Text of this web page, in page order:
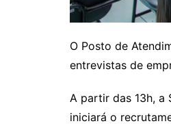
O Posto de
entrevistas de
A partir das 13h, a
iniciará o